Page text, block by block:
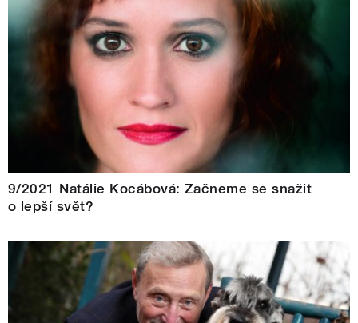
9/2021 Natálie Kocábová: Začneme se snažit
o lepší svět?